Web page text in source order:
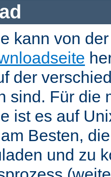
kann von
der
sind. Für die
ist es auf
Besten,
und zu